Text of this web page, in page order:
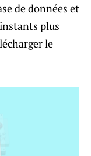
de données et
plus
le